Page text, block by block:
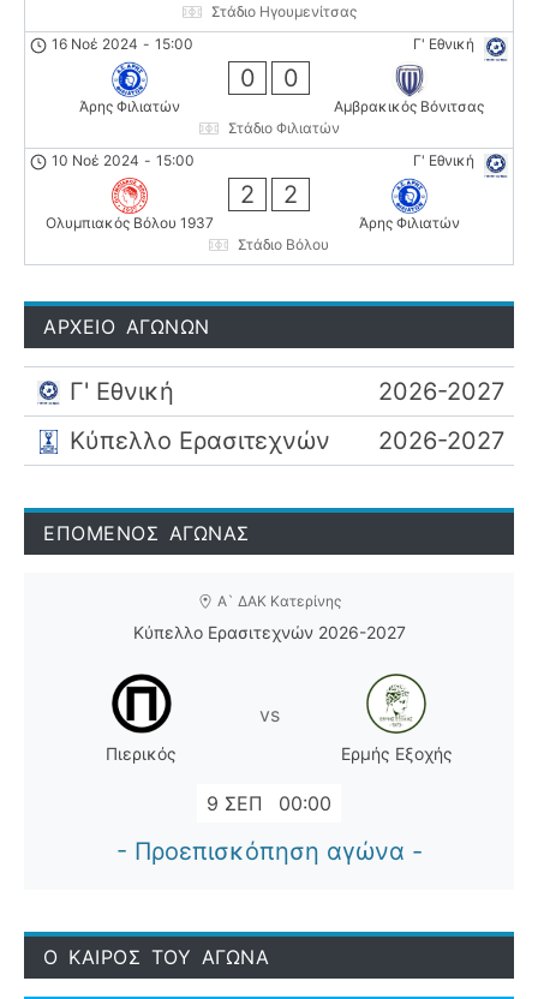
Στάδιο Ηγουμενίτσας
Γ' Εθνική
16 Νοέ 2024 - 15:00
Άρης Φιλιατών
0 0
Αμβρακικός Βόνιτσας
Στάδιο Φιλιατών
Γ' Εθνική
10 Νοέ 2024 - 15:00
Ολυμπιακός Βόλου 1937
2 2
Άρης Φιλιατών
Στάδιο Βόλου
ΑΡΧΕΙΟ ΑΓΩΝΩΝ
Γ' Εθνική
2026-2027
Κύπελλο Ερασιτεχνών
2026-2027
ΕΠΟΜΕΝΟΣ ΑΓΩΝΑΣ
Α` ΔΑΚ Κατερίνης
Κύπελλο Ερασιτεχνών 2026-2027
Πιερικός
vs
Ερμής Εξοχής
9 ΣΕΠ 00:00
- Προεπισκόπηση αγώνα -
Ο ΚΑΙΡΟΣ ΤΟΥ ΑΓΩΝΑ